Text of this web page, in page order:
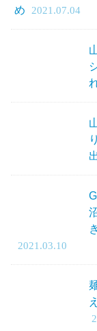
め
2021.07.04
2021.03.10